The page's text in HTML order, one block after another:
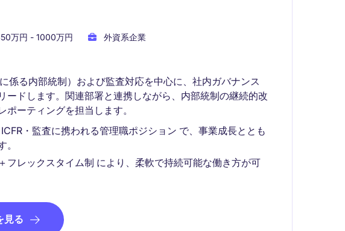
万円 - 1000万円
外資系企業
係る内部統制）および監査対応を中心に、社内ガバナンス
ードします。関連部署と連携しながら、内部統制の継続的改
ーティングを担当します。
・監査に携われる管理職ポジション で、事業成長ととも
フレックスタイム制 により、柔軟で持続可能な働き方が可
見る